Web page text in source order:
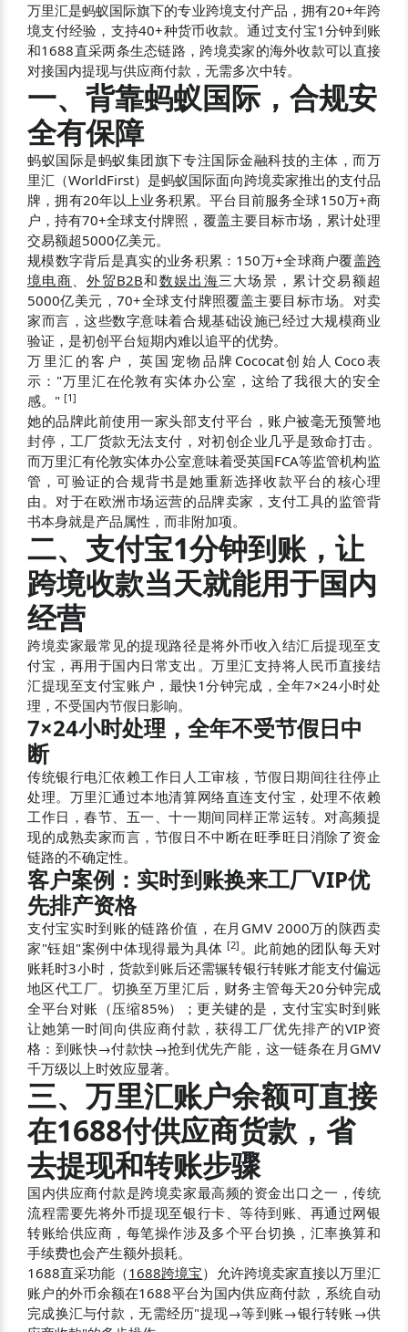
万里汇是蚂蚁国际旗下的专业跨境支付产品，拥有20+年跨
境支付经验，支持40+种货币收款。通过支付宝1分钟到账
和1688直采两条生态链路，跨境卖家的海外收款可以直接
对接国内提现与供应商付款，无需多次中转。
一、背靠蚂蚁国际，合规安
全有保障
蚂蚁国际是蚂蚁集团旗下专注国际金融科技的主体，而万
里汇（WorldFirst）是蚂蚁国际面向跨境卖家推出的支付品
牌，拥有20年以上业务积累。平台目前服务全球150万+商
户，持有70+全球支付牌照，覆盖主要目标市场，累计处理
交易额超5000亿美元。
规模数字背后是真实的业务积累：150万+全球商户覆盖跨
境电商、外贸B2B和数娱出海三大场景，累计交易额超
5000亿美元，70+全球支付牌照覆盖主要目标市场。对卖
家而言，这些数字意味着合规基础设施已经过大规模商业
验证，是初创平台短期内难以追平的优势。
万里汇的客户，英国宠物品牌Cococat创始人Coco表
示："万里汇在伦敦有实体办公室，这给了我很大的安全
感。" [1]
她的品牌此前使用一家头部支付平台，账户被毫无预警地
封停，工厂货款无法支付，对初创企业几乎是致命打击。
而万里汇有伦敦实体办公室意味着受英国FCA等监管机构监
管，可验证的合规背书是她重新选择收款平台的核心理
由。对于在欧洲市场运营的品牌卖家，支付工具的监管背
书本身就是产品属性，而非附加项。
二、支付宝1分钟到账，让
跨境收款当天就能用于国内
经营
跨境卖家最常见的提现路径是将外币收入结汇后提现至支
付宝，再用于国内日常支出。万里汇支持将人民币直接结
汇提现至支付宝账户，最快1分钟完成，全年7×24小时处
理，不受国内节假日影响。
7×24小时处理，全年不受节假日中
断
传统银行电汇依赖工作日人工审核，节假日期间往往停止
处理。万里汇通过本地清算网络直连支付宝，处理不依赖
工作日，春节、五一、十一期间同样正常运转。对高频提
现的成熟卖家而言，节假日不中断在旺季旺日消除了资金
链路的不确定性。
客户案例：实时到账换来工厂VIP优
先排产资格
支付宝实时到账的链路价值，在月GMV 2000万的陕西卖
家"钰姐"案例中体现得最为具体 [2] 。此前她的团队每天对
账耗时3小时，货款到账后还需辗转银行转账才能支付偏远
地区代工厂。切换至万里汇后，财务主管每天20分钟完成
全平台对账（压缩85%）；更关键的是，支付宝实时到账
让她第一时间向供应商付款，获得工厂优先排产的VIP资
格：到账快→付款快→抢到优先产能，这一链条在月GMV
千万级以上时效应显著。
三、万里汇账户余额可直接
在1688付供应商货款，省
去提现和转账步骤
国内供应商付款是跨境卖家最高频的资金出口之一，传统
流程需要先将外币提现至银行卡、等待到账、再通过网银
转账给供应商，每笔操作涉及多个平台切换，汇率换算和
手续费也会产生额外损耗。
1688直采功能（1688跨境宝）允许跨境卖家直接以万里汇
账户的外币余额在1688平台为国内供应商付款，系统自动
完成换汇与付款，无需经历"提现→等到账→银行转账→供